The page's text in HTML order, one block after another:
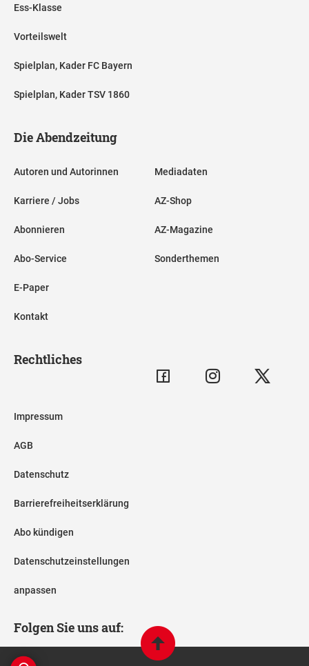
Ess-Klasse
Vorteilswelt
Spielplan, Kader FC Bayern
Spielplan, Kader TSV 1860
Die Abendzeitung
Autoren und Autorinnen
Karriere / Jobs
Abonnieren
Abo-Service
E-Paper
Kontakt
Mediadaten
AZ-Shop
AZ-Magazine
Sonderthemen
Rechtliches
Impressum
AGB
Datenschutz
Barrierefreiheitserklärung
Abo kündigen
Datenschutzeinstellungen
anpassen
Folgen Sie uns auf: